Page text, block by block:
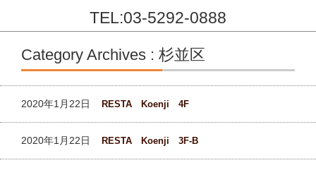
TEL:03-5292-0888
Skip to content
Category Archives : 杉並区
2020年1月22日 RESTA Koenji 4F
2020年1月22日 RESTA Koenji 3F-B